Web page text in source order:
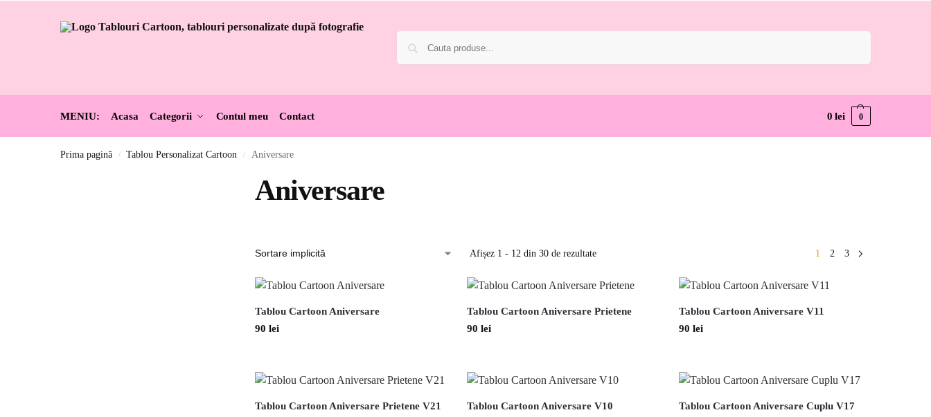
MENIU: Acasa Categorii Contul meu Contact 0lei 0
Prima pagină / Tablou Personalizat Cartoon / Aniversare
Aniversare
Afișez 1 - 12 din 30 de rezultate 1 2 3
Tablou Cartoon Aniversare
90 lei
Tablou Cartoon Aniversare Prietene
90 lei
Tablou Cartoon Aniversare V11
90lei
Tablou Cartoon Aniversare Prietene V21
Tablou Cartoon Aniversare V10
Tablou Cartoon Aniversare Cuplu V17